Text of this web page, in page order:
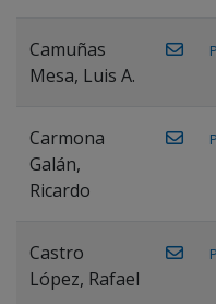
Camuñas
Mesa, Luis A.
Carmona
Galán,
Ricardo
Castro
López, Rafael